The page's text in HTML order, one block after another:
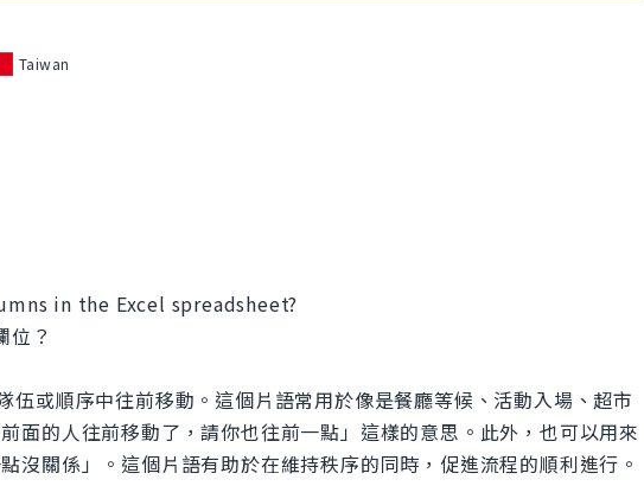
Taiwan
in the Excel spreadsheet?
位？
或順序中往前移動。這個片語常用於像是餐廳等候、活動入場、超市
面的人往前移動了，請你也往前一點」這樣的意思。此外，也可以用來
沒關係」。這個片語有助於在維持秩序的同時，促進流程的順利進行。